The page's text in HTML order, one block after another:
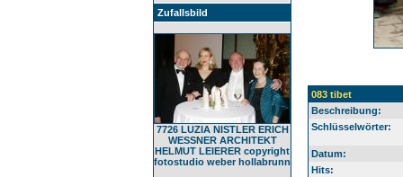
Zufallsbild
7726 LUZIA NISTLER ERICH
WESSNER ARCHITEKT
HELMUT LEIERER copyright
fotostudio weber hollabrunn
083 tibet
Beschreibung:
Schlüsselwörter:
Datum:
Hits: